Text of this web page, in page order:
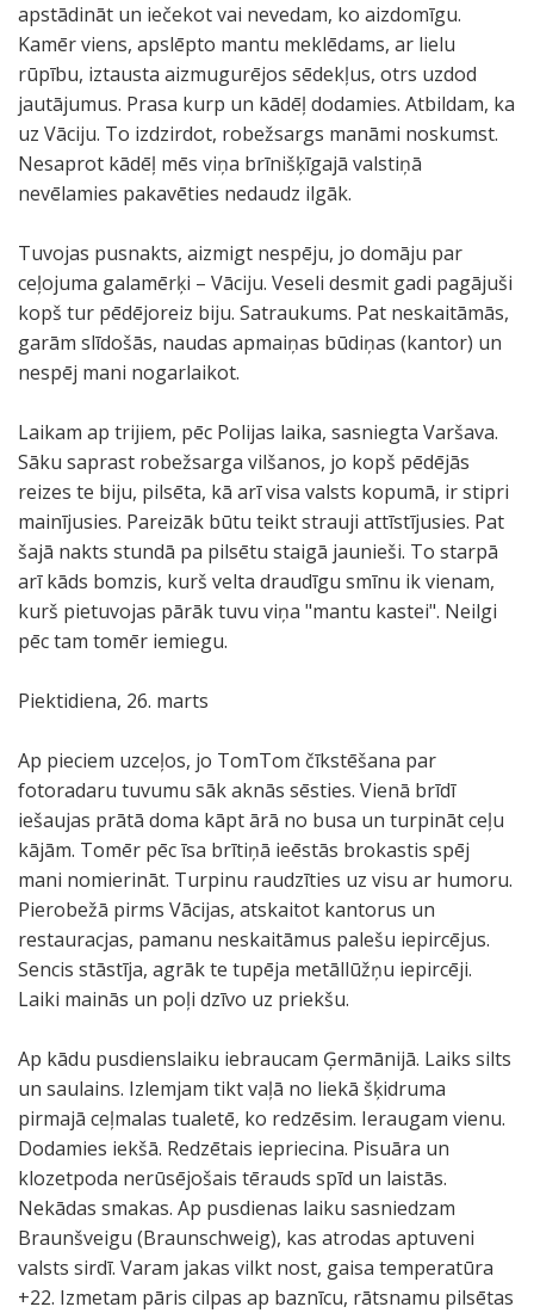
apstādināt un iečekot vai nevedam, ko aizdomīgu.
Kamēr viens, apslēpto mantu meklēdams, ar lielu
rūpību, iztausta aizmugurējos sēdekļus, otrs uzdod
jautājumus. Prasa kurp un kādēļ dodamies. Atbildam, ka
uz Vāciju. To izdzirdot, robežsargs manāmi noskumst.
Nesaprot kādēļ mēs viņa brīnišķīgajā valstiņā
nevēlamies pakavēties nedaudz ilgāk.
Tuvojas pusnakts, aizmigt nespēju, jo domāju par
ceļojuma galamērķi – Vāciju. Veseli desmit gadi pagājuši
kopš tur pēdējoreiz biju. Satraukums. Pat neskaitāmās,
garām slīdošās, naudas apmaiņas būdiņas (kantor) un
nespēj mani nogarlaikot.
Laikam ap trijiem, pēc Polijas laika, sasniegta Varšava.
Sāku saprast robežsarga vilšanos, jo kopš pēdējās
reizes te biju, pilsēta, kā arī visa valsts kopumā, ir stipri
mainījusies. Pareizāk būtu teikt strauji attīstījusies. Pat
šajā nakts stundā pa pilsētu staigā jaunieši. To starpā
arī kāds bomzis, kurš velta draudīgu smīnu ik vienam,
kurš pietuvojas pārāk tuvu viņa "mantu kastei". Neilgi
pēc tam tomēr iemiegu.
Piektidiena, 26. marts
Ap pieciem uzceļos, jo TomTom čīkstēšana par
fotoradaru tuvumu sāk aknās sēsties. Vienā brīdī
iešaujas prātā doma kāpt ārā no busa un turpināt ceļu
kājām. Tomēr pēc īsa brītiņā ieēstās brokastis spēj
mani nomierināt. Turpinu raudzīties uz visu ar humoru.
Pierobežā pirms Vācijas, atskaitot kantorus un
restauracjas, pamanu neskaitāmus palešu iepircējus.
Sencis stāstīja, agrāk te tupēja metāllūžņu iepircēji.
Laiki mainās un poļi dzīvo uz priekšu.
Ap kādu pusdienslaiku iebraucam Ģermānijā. Laiks silts
un saulains. Izlemjam tikt vaļā no liekā šķidruma
pirmajā ceļmalas tualetē, ko redzēsim. Ieraugam vienu.
Dodamies iekšā. Redzētais iepriecina. Pisuāra un
klozetpoda nerūsējošais tērauds spīd un laistās.
Nekādas smakas. Ap pusdienas laiku sasniedzam
Braunšveigu (Braunschweig), kas atrodas aptuveni
valsts sirdī. Varam jakas vilkt nost, gaisa temperatūra
+22. Izmetam pāris cilpas ap baznīcu, rātsnamu pilsētas